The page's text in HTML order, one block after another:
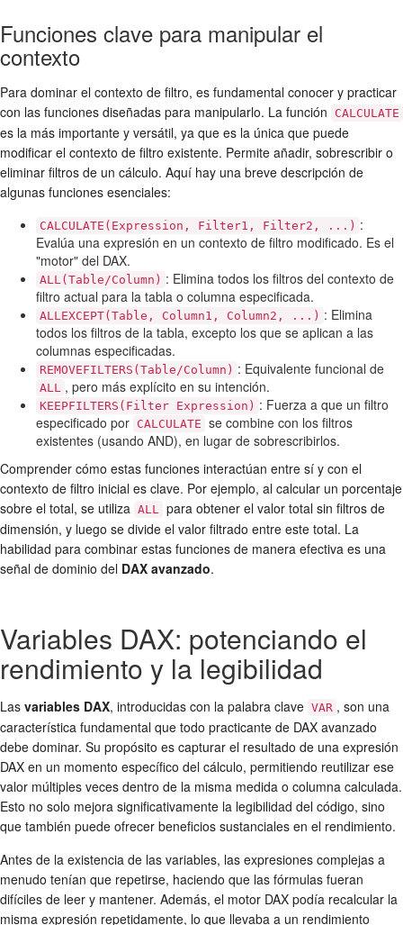
Funciones clave para manipular el
contexto
Para dominar el contexto de filtro, es fundamental conocer y practicar
con las funciones diseñadas para manipularlo. La función
CALCULATE
es la más importante y versátil, ya que es la única que puede
modificar el contexto de filtro existente. Permite añadir, sobrescribir o
eliminar filtros de un cálculo. Aquí hay una breve descripción de
algunas funciones esenciales:
CALCULATE(Expression, Filter1, Filter2, ...) :
Evalúa una expresión en un contexto de filtro modificado. Es el
"motor" del DAX.
ALL(Table/Column) : Elimina todos los filtros del contexto de
filtro actual para la tabla o columna especificada.
ALLEXCEPT(Table, Column1, Column2, ...) : Elimina
todos los filtros de la tabla, excepto los que se aplican a las
columnas especificadas.
REMOVEFILTERS(Table/Column) : Equivalente funcional de
ALL , pero más explícito en su intención.
KEEPFILTERS(Filter Expression) : Fuerza a que un filtro
especificado por CALCULATE se combine con los filtros
existentes (usando AND), en lugar de sobrescribirlos.
Comprender cómo estas funciones interactúan entre sí y con el
contexto de filtro inicial es clave. Por ejemplo, al calcular un porcentaje
sobre el total, se utiliza ALL
para obtener el valor total sin filtros de
dimensión, y luego se divide el valor filtrado entre este total. La
habilidad para combinar estas funciones de manera efectiva es una
señal de dominio del DAX avanzado.
Variables DAX: potenciando el
rendimiento y la legibilidad
Las variables DAX, introducidas con la palabra clave VAR , son una
característica fundamental que todo practicante de DAX avanzado
debe dominar. Su propósito es capturar el resultado de una expresión
DAX en un momento específico del cálculo, permitiendo reutilizar ese
valor múltiples veces dentro de la misma medida o columna calculada.
Esto no solo mejora significativamente la legibilidad del código, sino
que también puede ofrecer beneficios sustanciales en el rendimiento.
Antes de la existencia de las variables, las expresiones complejas a
menudo tenían que repetirse, haciendo que las fórmulas fueran
difíciles de leer y mantener. Además, el motor DAX podía recalcular la
misma expresión repetidamente, lo que llevaba a un rendimiento